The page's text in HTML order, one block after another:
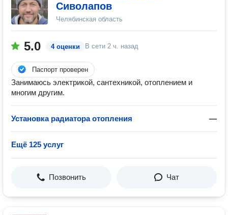
Сиволапов
Челябинская область
5.0 4 оценки В сети 2 ч. назад
Паспорт проверен
Занимаюсь электрикой, сантехникой, отоплением и
многим другим.
Установка радиатора отопления —
Ещё 125 услуг
Позвонить Чат